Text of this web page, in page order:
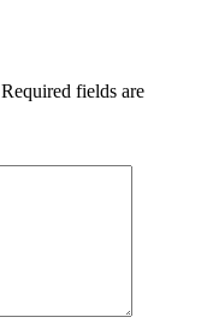
Required fields are